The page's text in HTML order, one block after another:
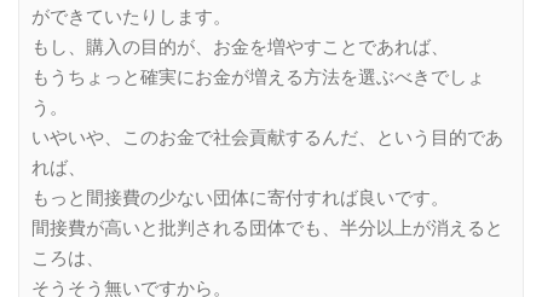
ができていたりします。
もし、購入の目的が、お金を増やすことであれば、
もうちょっと確実にお金が増える方法を選ぶべきでしょ
う。
いやいや、このお金で社会貢献するんだ、という目的であ
れば、
もっと間接費の少ない団体に寄付すれば良いです。
間接費が高いと批判される団体でも、半分以上が消えると
ころは、
そうそう無いですから。